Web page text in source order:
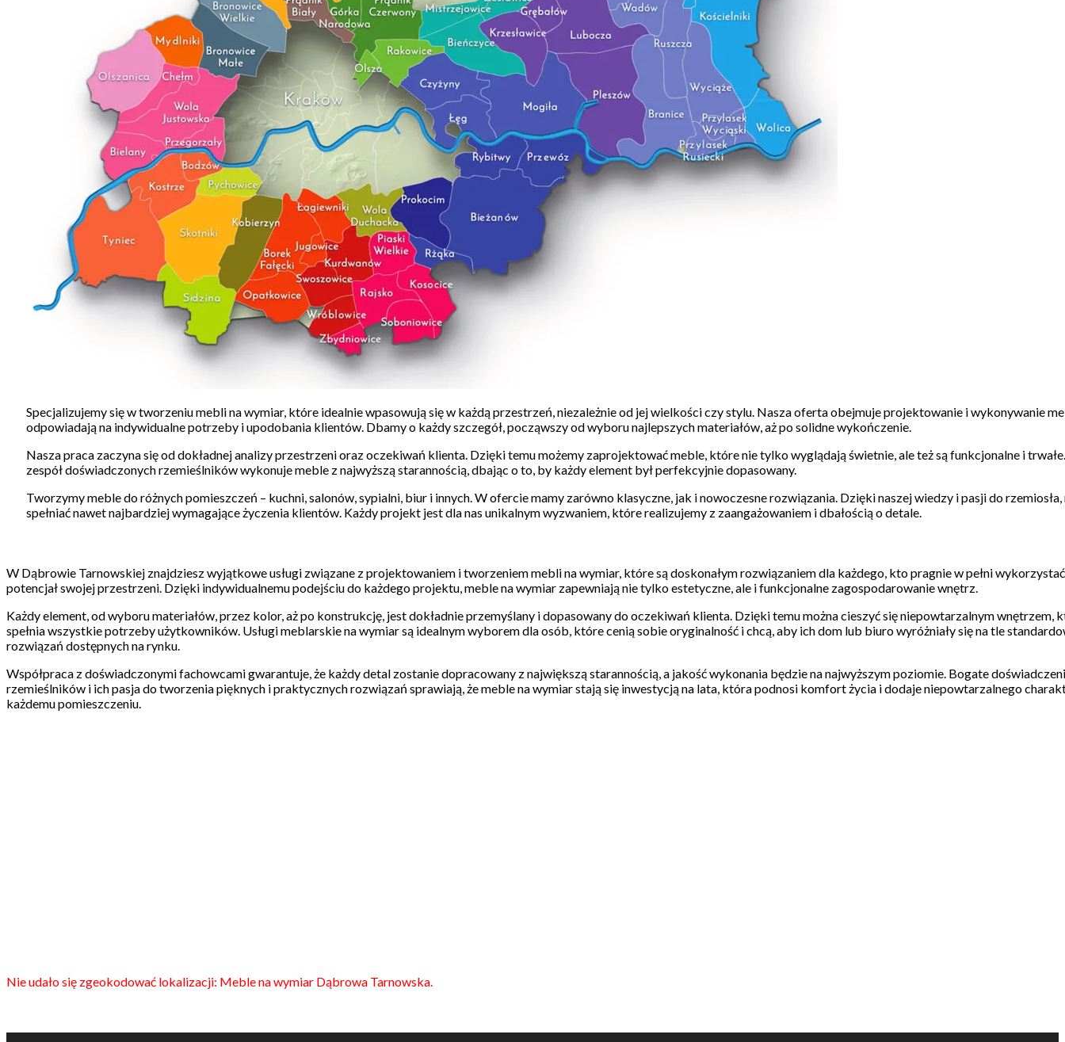
Specjalizujemy się w tworzeniu mebli na wymiar, które idealnie wpasowują się w każdą przestrzeń, niezależnie od jej wielkości czy stylu. Nasza oferta obejmuje projektowanie i wykonywanie
odpowiadają na indywidualne potrzeby i upodobania klientów. Dbamy o każdy szczegół, począwszy od wyboru najlepszych materiałów, aż po solidne wykończenie.
Nasza praca zaczyna się od dokładnej analizy przestrzeni oraz oczekiwań klienta. Dzięki temu możemy zaprojektować meble, które nie tylko wyglądają świetnie, ale też są funkcjonalne i
zespół doświadczonych rzemieślników wykonuje meble z najwyższą starannością, dbając o to, by każdy element był perfekcyjnie dopasowany.
Tworzymy meble do różnych pomieszczeń – kuchni, salonów, sypialni, biur i innych. W ofercie mamy zarówno klasyczne, jak i nowoczesne rozwiązania. Dzięki naszej wiedzy i pasji do rzemiosła,
spełniać nawet najbardziej wymagające życzenia klientów. Każdy projekt jest dla nas unikalnym wyzwaniem, które realizujemy z zaangażowaniem i dbałością o detale.
W Dąbrowie Tarnowskiej znajdziesz wyjątkowe usługi związane z projektowaniem i tworzeniem mebli na wymiar, które są doskonałym rozwiązaniem dla każdego, kto pragnie w pełni wykorzystać
potencjał swojej przestrzeni. Dzięki indywidualnemu podejściu do każdego projektu, meble na wymiar zapewniają nie tylko estetyczne, ale i funkcjonalne zagospodarowanie wnętrz.
Każdy element, od wyboru materiałów, przez kolor, aż po konstrukcję, jest dokładnie przemyślany i dopasowany do oczekiwań klienta. Dzięki temu można cieszyć się niepowtarzalnym wnętrzem,
spełnia wszystkie potrzeby użytkowników. Usługi meblarskie na wymiar są idealnym wyborem dla osób, które cenią sobie oryginalność i chcą, aby ich dom lub biuro wyróżniały się na tle
rozwiązań dostępnych na rynku.
Współpraca z doświadczonymi fachowcami gwarantuje, że każdy detal zostanie dopracowany z największą starannością, a jakość wykonania będzie na najwyższym poziomie. Bogate
rzemieślników i ich pasja do tworzenia pięknych i praktycznych rozwiązań sprawiają, że meble na wymiar stają się inwestycją na lata, która podnosi komfort życia i dodaje niepowtarzalnego
każdemu pomieszczeniu.
Nie udało się zgeokodować lokalizacji: Meble na wymiar Dąbrowa Tarnowska.